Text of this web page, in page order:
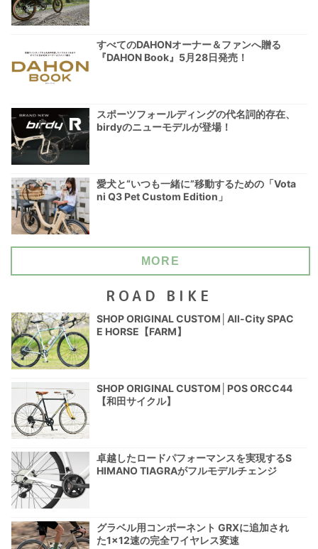
すべてのDAHONオーナー＆ファンへ贈る
『DAHON Book』5月28日発売！
スポーツフォールディングの代名詞的存在、
birdyのニューモデルが登場！
愛犬と“いつも一緒に”移動するための「Vota
ni Q3 Pet Custom Edition」
MORE
ROAD BIKE
SHOP ORIGINAL CUSTOM│All-City SPAC
E HORSE【FARM】
SHOP ORIGINAL CUSTOM│POS ORCC44
【和田サイクル】
卓越したロードパフォーマンスを実現するS
HIMANO TIAGRAがフルモデルチェンジ
グラベル用コンポーネント GRXに追加され
た1×12速の完全ワイヤレス変速